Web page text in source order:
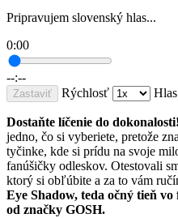
Pripravujem slovenský hlas...
0:00
--:--
Zastaviť Rýchlosť Hlas
Dostaňte líčenie do dokonalosti!
jedno, čo si vyberiete, pretože
tyčinke, kde si prídu na svoje
fanúšičky odleskov. Otestovali
ktorý si obľúbite a za to vám
Eye Shadow, teda očný tieň
od značky GOSH.